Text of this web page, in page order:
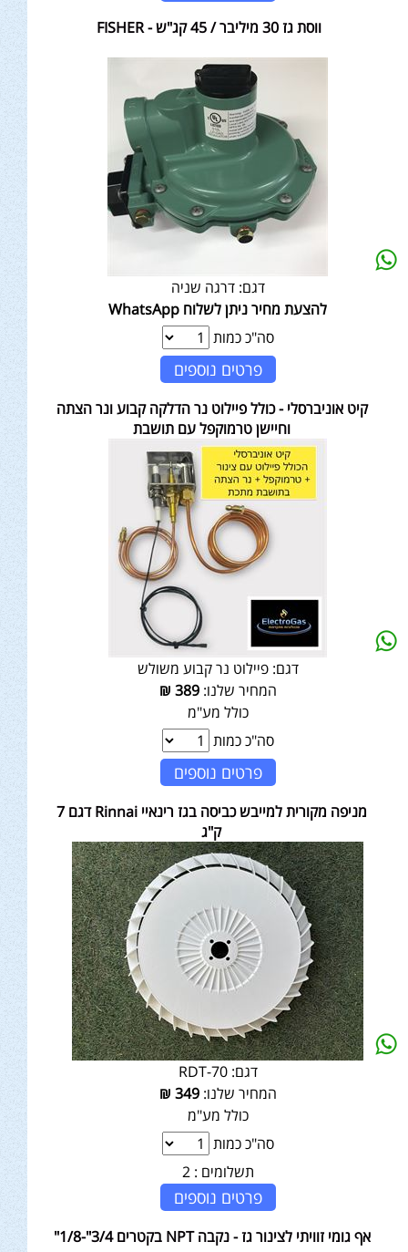
ווסת גז 30 מיליבר / 45 קג"ש - FISHER
דגם: דרגה שניה
להצעת מחיר ניתן לשלוח WhatsApp
סה"כ כמות
פרטים נוספים
קיט אוניברסלי - כולל פיילוט נר הדלקה קבוע ונר הצתה
וחיישן טרמוקפל עם תושבת
דגם: פיילוט נר קבוע משולש
המחיר שלנו:389
₪
כולל מע"מ
סה"כ כמות
פרטים נוספים
מניפה מקורית למייבש כביסה בגז רינאיי Rinnai דגם 7
ק"ג
דגם: RDT-70
המחיר שלנו:349
₪
כולל מע"מ
סה"כ כמות
תשלומים : 2
פרטים נוספים
אף גומי זוויתי לצינור גז - נקבה NPT בקטרים 3/4"-1/8"